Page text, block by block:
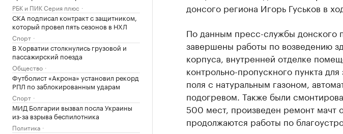
РБК и ПИК Серия плюс
СКА подписал контракт с защитником,
который провел пять сезонов в НХЛ
Спорт
В Хорватии столкнулись грузовой и
пассажирский поезда
Общество
Футболист «Акрона» установил рекорд
РПЛ по заблокированным ударам
Спорт
МИД Болгарии вызвал посла Украины
из-за взрыва беспилотника
Политика
донсого региона Игорь Гуськов в
По данным пресс-службы донского
завершены работы по возведению
корпуса, внутренней отделке
контрольно-пропускного пункта
поля с натуральным газоном,
подогревом. Также были
500 мест, произведен ремонт мачт
продолжаются работы по